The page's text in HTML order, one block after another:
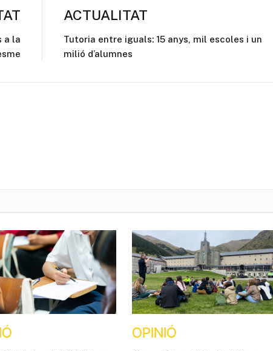
a la
ACTUALITAT
Tutoria entre iguals: 15 anys, mil escoles i un
milió d’alumnes
OPINIÓ